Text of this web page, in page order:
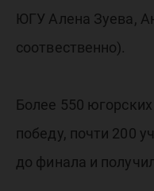
ЮГУ Алена Зуева,
соотвественно).
Более 550
победу, почти 200
до финала и